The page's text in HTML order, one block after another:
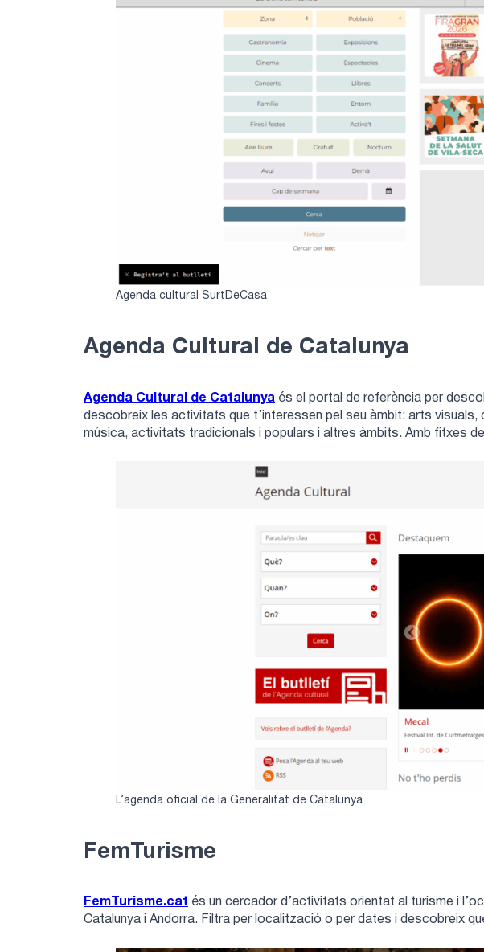
Agenda cultural SurtDeCasa
Agenda Cultural de Catalunya
Agenda Cultural de Catalunya és el portal de referència per
descobreix les activitats que t’interessen pel seu àmbit: arts
música, activitats tradicionals i populars i altres àmbits. Amb fitxes
L’agenda oficial de la Generalitat de Catalunya
FemTurisme
FemTurisme.cat és un cercador d’activitats orientat al turisme i
Catalunya i Andorra. Filtra per localització o per dates i descobreix